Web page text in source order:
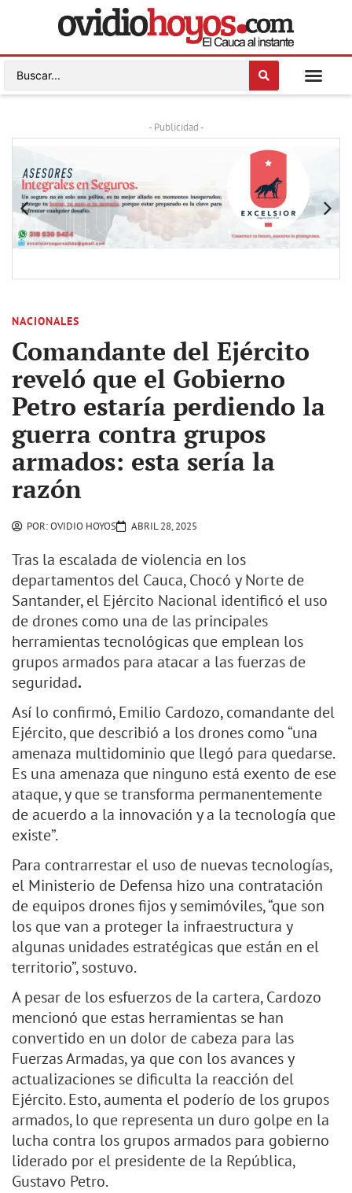
- Publicidad -
NACIONALES
Comandante del Ejército
reveló que el Gobierno
Petro estaría perdiendo la
guerra contra grupos
armados: esta sería la
razón
POR:OVIDIO HOYOS ABRIL 28, 2025
Tras la escalada de violencia en los
departamentos del Cauca, Chocó y Norte de
Santander, el Ejército Nacional identificó el uso
de drones como una de las principales
herramientas tecnológicas que emplean los
grupos armados para atacar a las fuerzas de
seguridad.
Así lo confirmó, Emilio Cardozo, comandante del
Ejército, que describió a los drones como “una
amenaza multidominio que llegó para quedarse.
Es una amenaza que ninguno está exento de ese
ataque, y que se transforma permanentemente
de acuerdo a la innovación y a la tecnología que
existe”.
Para contrarrestar el uso de nuevas tecnologías,
el Ministerio de Defensa hizo una contratación
de equipos drones fijos y semimóviles, “que son
los que van a proteger la infraestructura y
algunas unidades estratégicas que están en el
territorio”, sostuvo.
A pesar de los esfuerzos de la cartera, Cardozo
mencionó que estas herramientas se han
convertido en un dolor de cabeza para las
Fuerzas Armadas, ya que con los avances y
actualizaciones se dificulta la reacción del
Ejército. Esto, aumenta el poderío de los grupos
armados, lo que representa un duro golpe en la
lucha contra los grupos armados para gobierno
liderado por el presidente de la República,
Gustavo Petro.